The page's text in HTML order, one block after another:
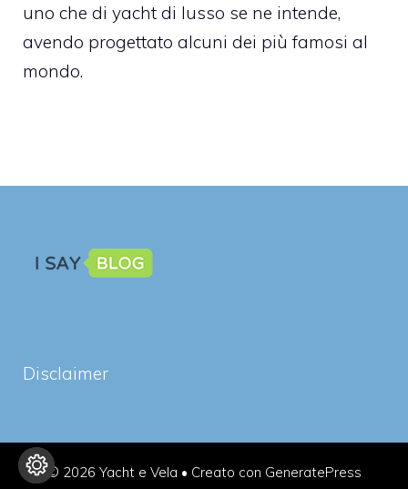
uno che di yacht di lusso se ne intende,
avendo progettato alcuni dei più famosi al
mondo.
Disclaimer
© 2026 Yacht e Vela • Creato con GeneratePress